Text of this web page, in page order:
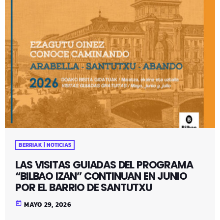
BERRIAK | NOTICIAS
LAS VISITAS GUIADAS DEL PROGRAMA
“BILBAO IZAN” CONTINUAN EN JUNIO
POR EL BARRIO DE SANTUTXU
today MAYO 29, 2026